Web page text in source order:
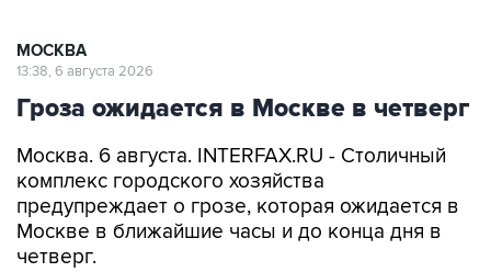
МОСКВА
13:38, 6 августа 2026
Гроза ожидается в Москве в четверг
Москва. 6 августа. INTERFAX.RU - Столичный
комплекс городского хозяйства
предупреждает о грозе, которая ожидается в
Москве в ближайшие часы и до конца дня в
четверг.